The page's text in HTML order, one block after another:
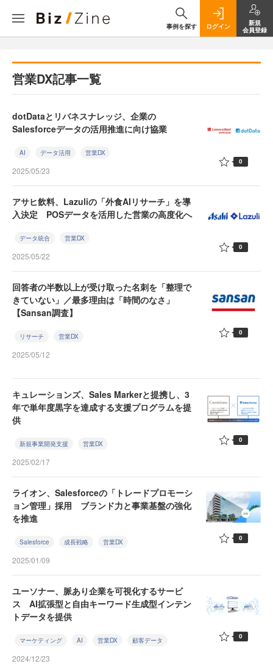
事例を探す ログイン
新規
会員登録
営業DX記事一覧
dotDataとリバネスナレッジ、企業の
Salesforceデータの活用推進に向け協業
AI データ活用 営業DX
2025/05/23
0
アサヒ飲料、Lazuliの「外食AIリサーチ」を導
入決定 POSデータを活用した営業の高度化へ
データ統合 営業DX
2025/05/22
0
回答者の半数以上が受け取った名刺を「整理で
きていない」／最多理由は「時間のなさ」
【Sansan調査】
リサーチ 営業DX
2025/05/12
0
キュレーションズ、Sales Markerと提携し、3
年で単年度黒字を達成する支援プログラムを提
供
新規事業開発支援 営業DX
2025/02/17
0
ライオン、Salesforceの「トレードプロモーシ
ョン管理」採用 ブランド力と事業基盤の強化
を推進
Salesforce 成長戦略 営業DX
2025/01/09
0
ユーソナー、脈あり企業を可視化するサービ
ス AI拡張型と自由キーワード生成型インテン
トデータを提供
マーケティング AI 営業DX 顧客データ
2024/12/23
0